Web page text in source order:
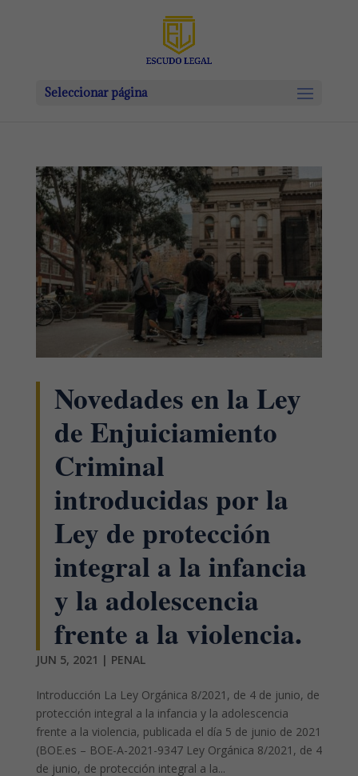
Seleccionar página
Novedades en la Ley
de Enjuiciamiento
Criminal
introducidas por la
Ley de protección
integral a la infancia
y la adolescencia
frente a la violencia.
JUN 5, 2021 | PENAL
Introducción La Ley Orgánica 8/2021, de 4 de junio, de
protección integral a la infancia y la adolescencia
frente a la violencia, publicada el día 5 de junio de 2021
(BOE.es – BOE-A-2021-9347 Ley Orgánica 8/2021, de 4
de junio, de protección integral a la...